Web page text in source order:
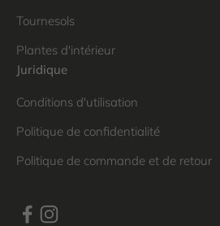
Tournesols
Plantes d'intérieur
Juridique
Conditions d'utilisation
Politique de confidentialité
Politique de commande et de retour